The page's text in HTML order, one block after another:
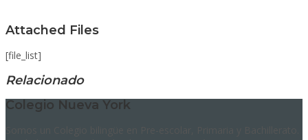
Attached Files
[file_list]
Relacionado
Colegio Nueva York